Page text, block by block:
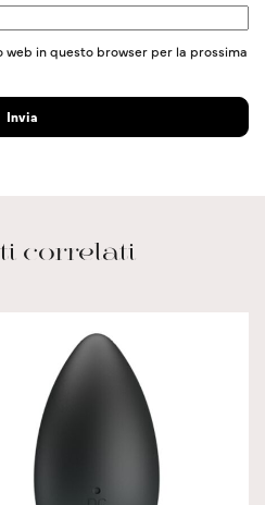
web in questo browser per la prossima
correlati